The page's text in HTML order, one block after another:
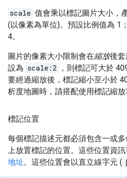
scale 值會乘以標記圖片大小，
(以像素為單位)。預設比例值為 1
4。
圖片的像素大小限制會在縮放後
設為 scale:2
，則標記可大於
要經過縮放後，標記縮小至小於
析度地圖時，請搭配使用標記縮
標記位置
每個標記描述元都必須包含一或
上放置標記的位置。這些位置資
地址。這些位置會以直立線字元 ( |